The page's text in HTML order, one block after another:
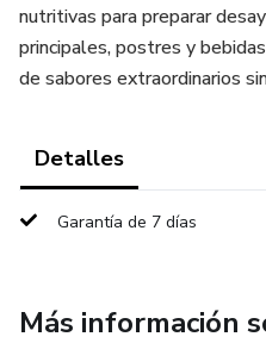
nutritivas para preparar
principales, postres y
de sabores extraordinarios
Detalles
Garantía de 7 días
Más información